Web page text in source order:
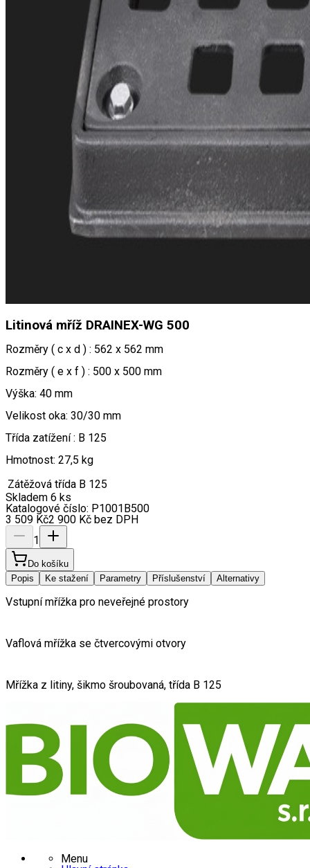
Litinová mříž DRAINEX-WG 500
Rozměry ( c x d ) : 562 x 562 mm
Rozměry ( e x f ) : 500 x 500 mm
Výška: 40 mm
Velikost oka: 30/30 mm
Třída zatížení : B 125
Hmotnost: 27,5 kg
Zátěžová třída B 125
Skladem 6 ks
Katalogové číslo: P1001B500
3 509 Kč2 900 Kč bez DPH
1
Do košíku
Popis
Ke stažení Parametry Příslušenství Alternativy
Vstupní mřížka pro neveřejné prostory
Vaflová mřížka se čtvercovými otvory
Mřížka z litiny, šikmo šroubovaná, třída B 125
Menu